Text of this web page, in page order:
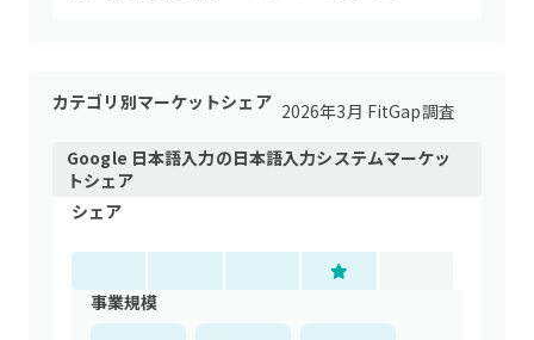
カテゴリ別マーケットシェア 2026年3月 FitGap調査
Google 日本語入力の日本語入力システムマーケッ
トシェア
シェア
事業規模